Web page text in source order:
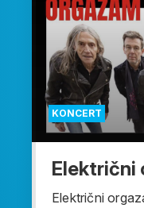
KONCERT
Električni
Električni